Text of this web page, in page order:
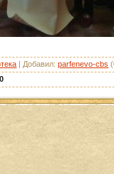
| Добавил:parfenevo-cbs
0